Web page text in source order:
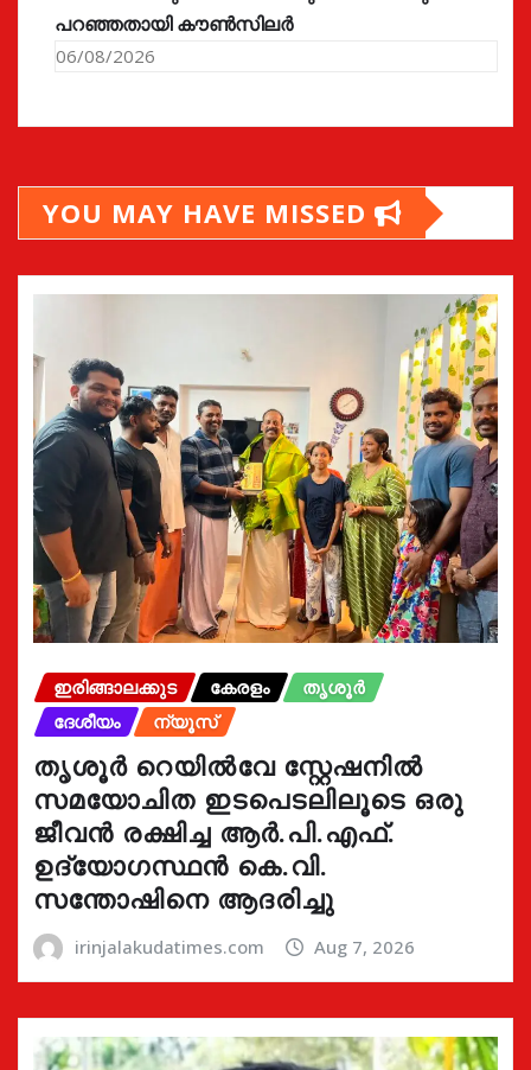
പറഞ്ഞതായി കൗൺസിലർ
06/08/2026
YOU MAY HAVE MISSED
ഇരിങ്ങാലക്കുട കേരളം
തൃശൂർ
ദേശീയം
ന്യൂസ്
തൃശൂർ റെയിൽവേ സ്റ്റേഷനിൽ
സമയോചിത ഇടപെടലിലൂടെ ഒരു
ജീവൻ രക്ഷിച്ച ആർ.പി.എഫ്.
ഉദ്യോഗസ്ഥൻ കെ.വി.
സന്തോഷിനെ ആദരിച്ചു
irinjalakudatimes.com Aug 7, 2026